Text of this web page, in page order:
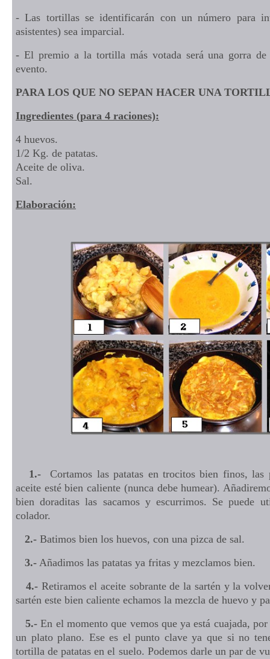
- Las tortillas se identificarán con un número para
asistentes) sea imparcial.
- El premio a la tortilla más votada será una gorra
evento.
PARA LOS QUE NO SEPAN HACER UNA
Ingredientes (para 4 raciones):
4 huevos.
1/2 Kg. de patatas.
Aceite de oliva.
Sal.
Elaboración:
1.- Cortamos las patatas en trocitos bien finos, las
aceite esté bien caliente (nunca debe humear).
bien doraditas las sacamos y escurrimos. Se puede
colador.
2.- Batimos bien los huevos, con una pizca de sal.
3.- Añadimos las patatas ya fritas y mezclamos bien.
4.- Retiramos el aceite sobrante de la sartén y la
sartén este bien caliente echamos la mezcla de huevo y
5.-En el momento que vemos que ya está cuajada,
un plato plano. Ese es el punto clave ya que si no
tortilla de patatas en el suelo. Podemos darle un par de